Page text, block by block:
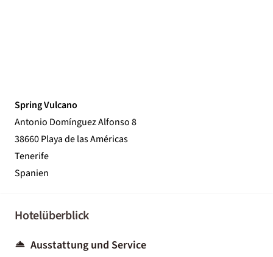
Spring Vulcano
Antonio Domínguez Alfonso 8
38660 Playa de las Américas
Tenerife
Spanien
Hotelüberblick
Ausstattung und Service